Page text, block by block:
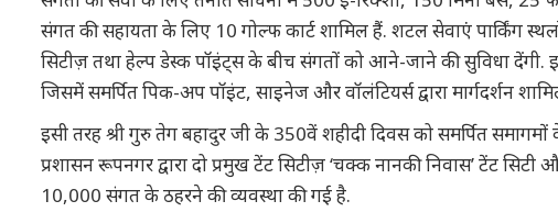
संगत की सहायता के लिए 10 गोल्फ कार्ट शामिल हैं. शटल सेवाएं पार्किंग
सिटीज़ तथा हेल्प डेस्क पॉइंट्स के बीच संगतों को आने-जाने की सुविधा देंगी.
जिसमें समर्पित पिक-अप पॉइंट, साइनेज और वॉलंटियर्स द्वारा मार्गदर्शन
इसी तरह श्री गुरु तेग बहादुर जी के 350वें शहीदी दिवस को समर्पित
प्रशासन रूपनगर द्वारा दो प्रमुख टेंट सिटीज़ ‘चक्क नानकी निवास’ टेंट
10,000 संगत के ठहरने की व्यवस्था की गई है.